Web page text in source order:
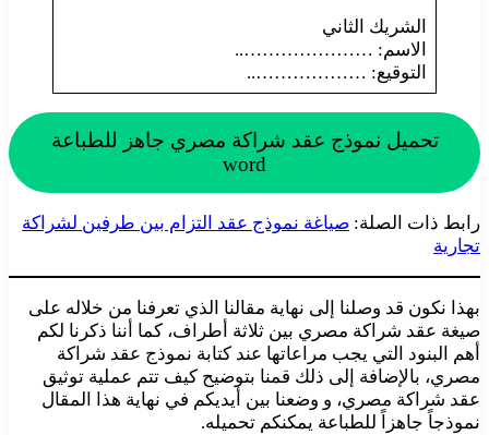
الشريك الثاني
الاسم: …………………..
التوقيع: ………………..
تحميل نموذج عقد شراكة مصري جاهز للطباعة
word
رابط ذات الصلة: صياغة نموذج عقد التزام بين طرفين لشراكة
تجارية
بهذا نكون قد وصلنا إلى نهاية مقالنا الذي تعرفنا من خلاله على
صيغة عقد شراكة مصري بين ثلاثة أطراف، كما أننا ذكرنا لكم
أهم البنود التي يجب مراعاتها عند كتابة نموذج عقد شراكة
مصري، بالإضافة إلى ذلك قمنا بتوضيح كيف تتم عملية توثيق
عقد شراكة مصري، و وضعنا بين أيديكم في نهاية هذا المقال
نموذجاً جاهزاً للطباعة يمكنكم تحميله.